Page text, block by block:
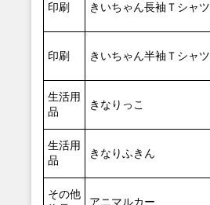
印刷 きいちゃん長袖Ｔシャツ
印刷 きいちゃん半袖Ｔシャツ
生活用
品
きなりっこ
生活用
品
きなりふきん
その他
アニマルカー